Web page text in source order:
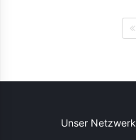
Unser Netzwerk